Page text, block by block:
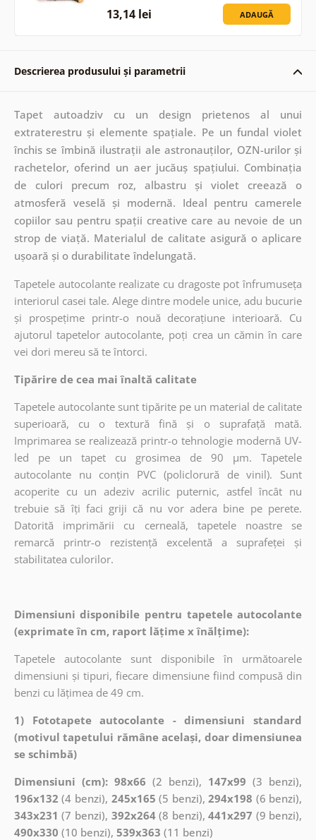
13,14 lei ADAUGĂ
Descrierea produsului și parametrii
Tapet autoadziv cu un design prietenos al unui
extraterestru și elemente spațiale. Pe un fundal violet
închis se îmbină ilustrații ale astronauților, OZN-urilor și
rachetelor, oferind un aer jucăuș spațiului. Combinația
de culori precum roz, albastru și violet creează o
atmosferă veselă și modernă. Ideal pentru camerele
copiilor sau pentru spații creative care au nevoie de un
strop de viață. Materialul de calitate asigură o aplicare
ușoară și o durabilitate îndelungată.
Tapetele autocolante realizate cu dragoste pot înfrumuseța
interiorul casei tale. Alege dintre modele unice, adu bucurie
și prospețime printr-o nouă decorațiune interioară. Cu
ajutorul tapetelor autocolante, poți crea un cămin în care
vei dori mereu să te întorci.
Tipărire de cea mai înaltă calitate
Tapetele autocolante sunt tipărite pe un material de calitate
superioară, cu o textură fină și o suprafață mată.
Imprimarea se realizează printr-o tehnologie modernă UV-
led pe un tapet cu grosimea de 90 µm. Tapetele
autocolante nu conțin PVC (policlorură de vinil). Sunt
acoperite cu un adeziv acrilic puternic, astfel încât nu
trebuie să îți faci griji că nu vor adera bine pe perete.
Datorită imprimării cu cerneală, tapetele noastre se
remarcă printr-o rezistență excelentă a suprafeței și
stabilitatea culorilor.
Dimensiuni disponibile pentru tapetele autocolante
(exprimate în cm, raport lățime x înălțime):
Tapetele autocolante sunt disponibile în următoarele
dimensiuni și tipuri, fiecare dimensiune fiind compusă din
benzi cu lățimea de 49 cm.
1) Fototapete autocolante - dimensiuni standard
(motivul tapetului rămâne același, doar dimensiunea
se schimbă)
Dimensiuni (cm): 98x66 (2 benzi), 147x99 (3 benzi),
196x132 (4 benzi), 245x165 (5 benzi),294x198 (6 benzi),
343x231 (7 benzi), 392x264(8 benzi),441x297 (9 benzi),
490x330 (10 benzi), 539x363 (11 benzi)